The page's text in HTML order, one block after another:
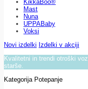
KikkaBoo®
Mast
Nuna
UPPABaby
Voksi
Novi izdelki Izdelki v akciji
Kvalitetni in trendi otroški
starše.
Kategorija Potepanje